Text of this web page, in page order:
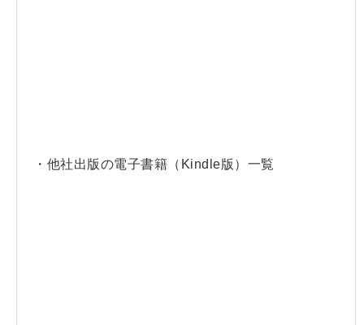
・他社出版の電子書籍（Kindle版）一覧